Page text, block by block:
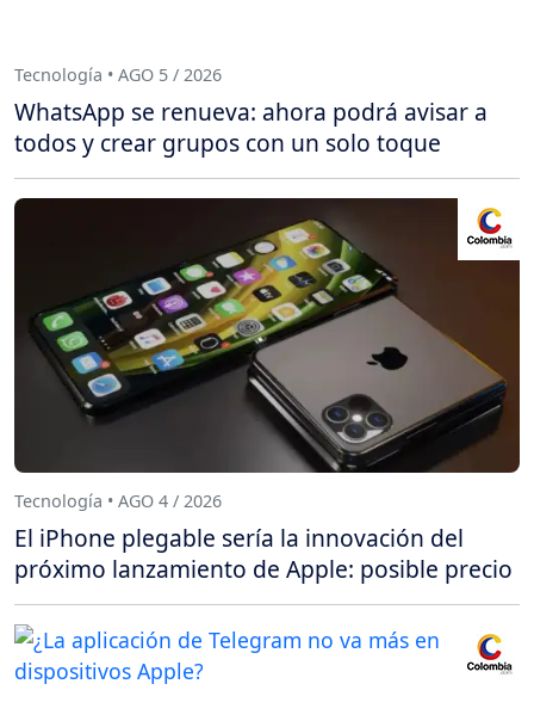
Tecnología • AGO 5 / 2026
WhatsApp se renueva: ahora podrá avisar a
todos y crear grupos con un solo toque
Tecnología • AGO 4 / 2026
El iPhone plegable sería la innovación del
próximo lanzamiento de Apple: posible precio